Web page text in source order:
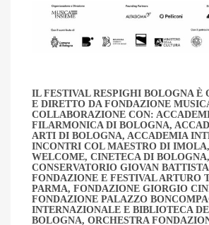
IL FESTIVAL RESPIGHI BOLOGNA È
E DIRETTO DA FONDAZIONE
COLLABORAZIONE CON:
FILARMONICA DI BOLOGNA,
ARTI DI BOLOGNA, ACCADEMIA
INCONTRI COL MAESTRO DI
WELCOME, CINETECA DI BOLOGNA,
CONSERVATORIO GIOVAN
FONDAZIONE E FESTIVAL ARTURO
PARMA, FONDAZIONE GIORGIO
FONDAZIONE PALAZZO
INTERNAZIONALE E BIBLIOTECA
BOLOGNA, ORCHESTRA